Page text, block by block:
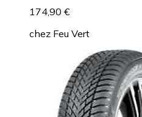
174,90 €
chez Feu Vert